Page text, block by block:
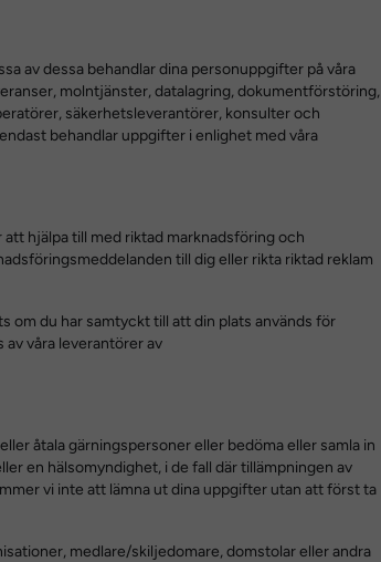
av dessa behandlar dina personuppgifter på våra
molntjänster, datalagring, dokumentförstöring,
säkerhetsleverantörer, konsulter och
behandlar uppgifter i enlighet med våra
hjälpa till med riktad marknadsföring och
till dig eller rikta riktad reklam
om du har samtyckt till att din plats används för
våra leverantörer av
åtala gärningspersoner eller bedöma eller samla in
en hälsomyndighet, i de fall där tillämpningen av
vi inte att lämna ut dina uppgifter utan att först ta
medlare/skiljedomare, domstolar eller andra